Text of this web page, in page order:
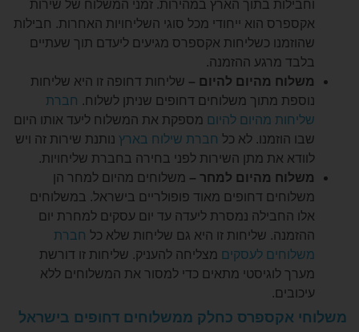
בתוך הארץ במהירות. זמני המשלוח של שירות
הוא ייחודי מכל סוגי השליחויות האחרות. חבילות
כשליחות אקספרס מגיעים ליעדם תוך שעתיים
מרגע ההזמנה.
מהיום להיום –שליחות דחופה זו היא שליחות
מתוך משלוחים דחופים שניתן לשלוח.חברת
מהיום להיוםמספקת את המשלוח ליעד אותו היום
הוזמנו. לא כלחברת שילוח בארץנותנת שירות זה ויש
את מתן השירות לפני בחירה בחברת שליחויות.
מהיום למחר –משלוחים מהיום למחר הן
דחופים מאוד פופולריים בישראל. במשלוחים
החבילה נמסרת ליעדה עד יום עסקים למחרת יום
שליחות זו היא גם שליחות שלא כלחברת
לעסקיםמצליחה להעניק. שליחות זו דורשת
לוגיסטי מתאים כדי למסור את המשלוחים ללא
אקספרס כחלק ממשלוחים דחופים בישראל